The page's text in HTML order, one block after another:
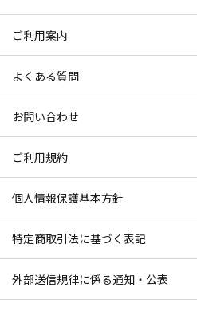
ご利用案内
よくある質問
お問い合わせ
ご利用規約
個人情報保護基本方針
特定商取引法に基づく表記
外部送信規律に係る通知・公表